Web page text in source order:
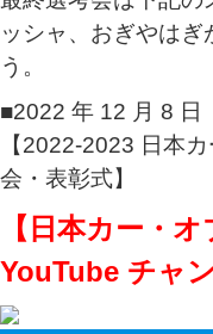
ッシャ、おぎやは
う。
■2022 年 12 月 8 日
【2022-2023 日本
会・表彰式】
【 日本カー・
YouTube チャ